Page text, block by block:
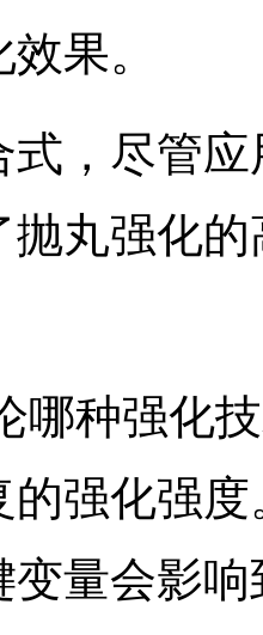
果。
式，尽管
抛丸强化
哪种强化
的强化强
变量会影